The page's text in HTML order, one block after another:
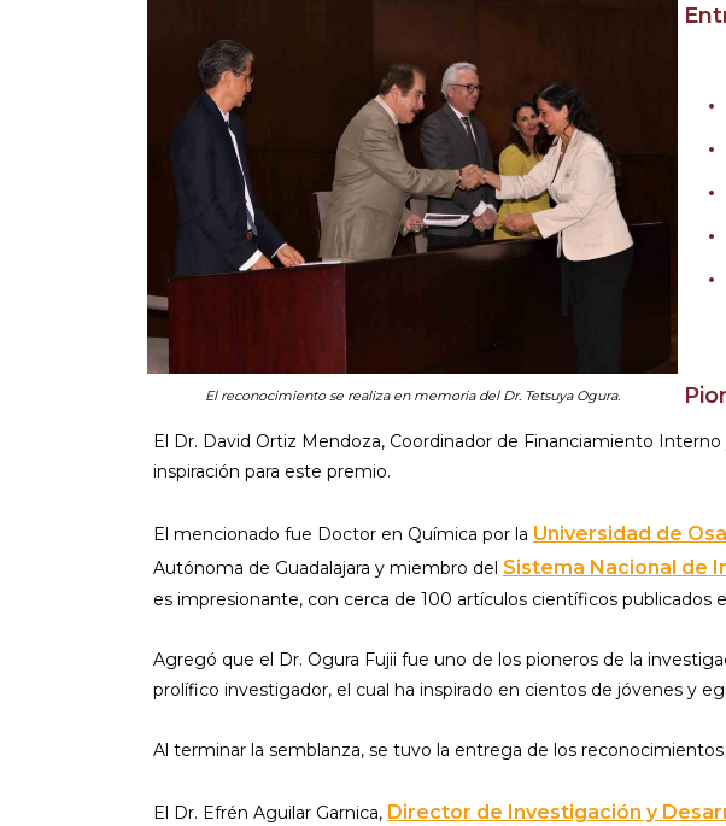
El reconocimiento se realiza en memoria del Dr. Tetsuya Ogura.
El Dr. David Ortiz Mendoza, Coordinador de Financiamiento
inspiración para este premio.
El mencionado fue Doctor en Química por la Universidad de
Autónoma de Guadalajara y miembro del Sistema Nacional de
es impresionante, con cerca de 100 artículos científicos publicados
Agregó que el Dr. Ogura Fujii fue uno de los pioneros de la
prolífico investigador, el cual ha inspirado en cientos de jóvenes y
Al terminar la semblanza, se tuvo la entrega de los reconocimientos
El Dr. Efrén Aguilar Garnica, Director de Investigación y